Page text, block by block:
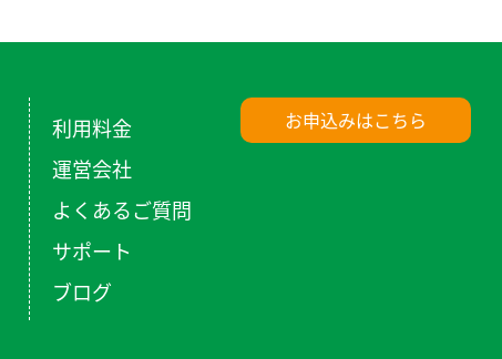
利用料金
運営会社
よくあるご質問
サポート
ブログ
お申込みはこちら